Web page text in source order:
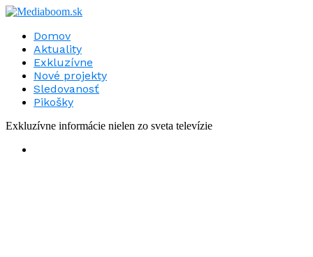
Domov
Aktuality
Exkluzívne
Nové projekty
Sledovanosť
Pikošky
Exkluzívne informácie nielen zo sveta televízie